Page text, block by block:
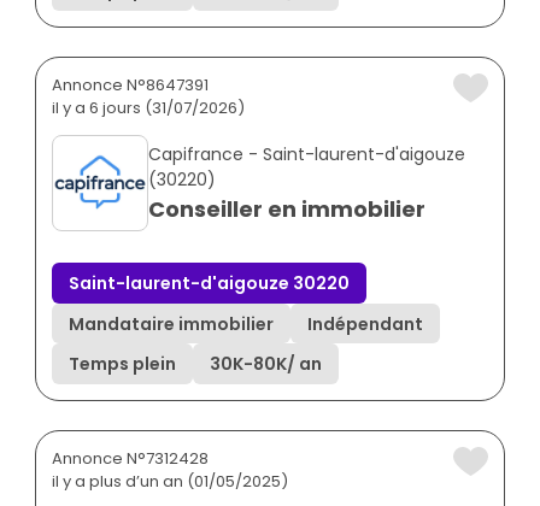
Annonce N°8647391
il y a 6 jours (31/07/2026)
Capifrance - Saint-laurent-d'aigouze
(30220)
Conseiller en immobilier
Saint-laurent-d'aigouze 30220
Mandataire immobilier
Indépendant
Temps plein
30K-80K/ an
Annonce N°7312428
il y a plus d’un an (01/05/2025)